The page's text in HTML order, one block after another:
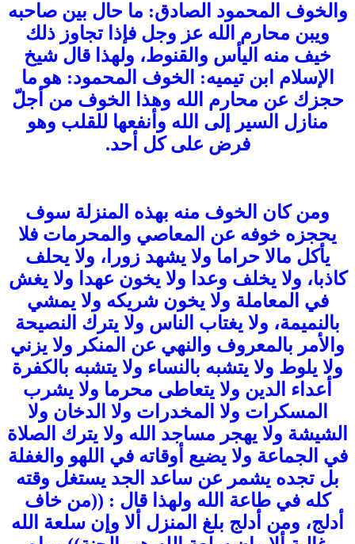
والخوف المحمود الصادق: ما حال بين صاحبه
ويبن محارم الله عز وجل فإذا تجاوز ذلك
خيف منه اليأس والقنوط، ولهذا قال شيخ
الإسلام ابن تيميه: الخوف المحمود: هو ما
حجزك عن محارم الله وهذا الخوف من أجلّ
منازل السير إلى الله وأنفعها للقلب وهو
فرض على كل أحد.
ومن كان الخوف منه بهذه المنزلة سوف
يحجزه خوفه عن المعاصي والمحرمات فلا
يأكل مالا حراما ولا يشهد زورا، ولا يحلف
كاذبا، ولا يخلف وعدا ولا يخون عهدا ولا يغش
في المعاملة ولا يخون شريكه ولا يمشي
بالنميمة، ولا يغتاب الناس ولا يترك النصيحة
والأمر بالمعروف والنهي عن المنكر ولا يزني
ولا يلوط ولا يتشبه بالنساء ولا يتشبه بالكفرة
أعداء الدين ولا يتعاطى محرما ولا يشرب
المسكرات ولا المخدرات ولا الدخان ولا
الشيشة ولا يهجر مساجد الله ولا يترك الصلاة
في الجماعة ولا يضيع أوقاته في اللهو والغفلة
بل تجده يشمر عن ساعد الجد يستغل وقته
كله في طاعة الله ولهذا قال : ((من خاف
أدلج، ومن أدلج بلغ المنزل ألا وإن سلعة الله